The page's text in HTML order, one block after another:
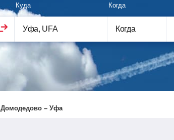
Куда
Когда
Когда
Домодедово – Уфа